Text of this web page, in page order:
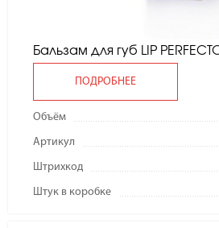
Бальзам для губ LIP
ПОДРОБНЕЕ
Объём
Артикул
Штрихкод
Штук в коробке